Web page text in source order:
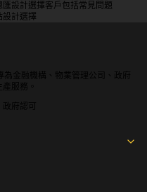
如果您需要訂購較少的
我們會根據具體情況進行
衫上添加個性化的刺繡或
其他設計元素。您只需提
匯設計選擇客戶包括常見問題
設計選擇
金融機構、物業管理公司、政府
服務。
政府認可